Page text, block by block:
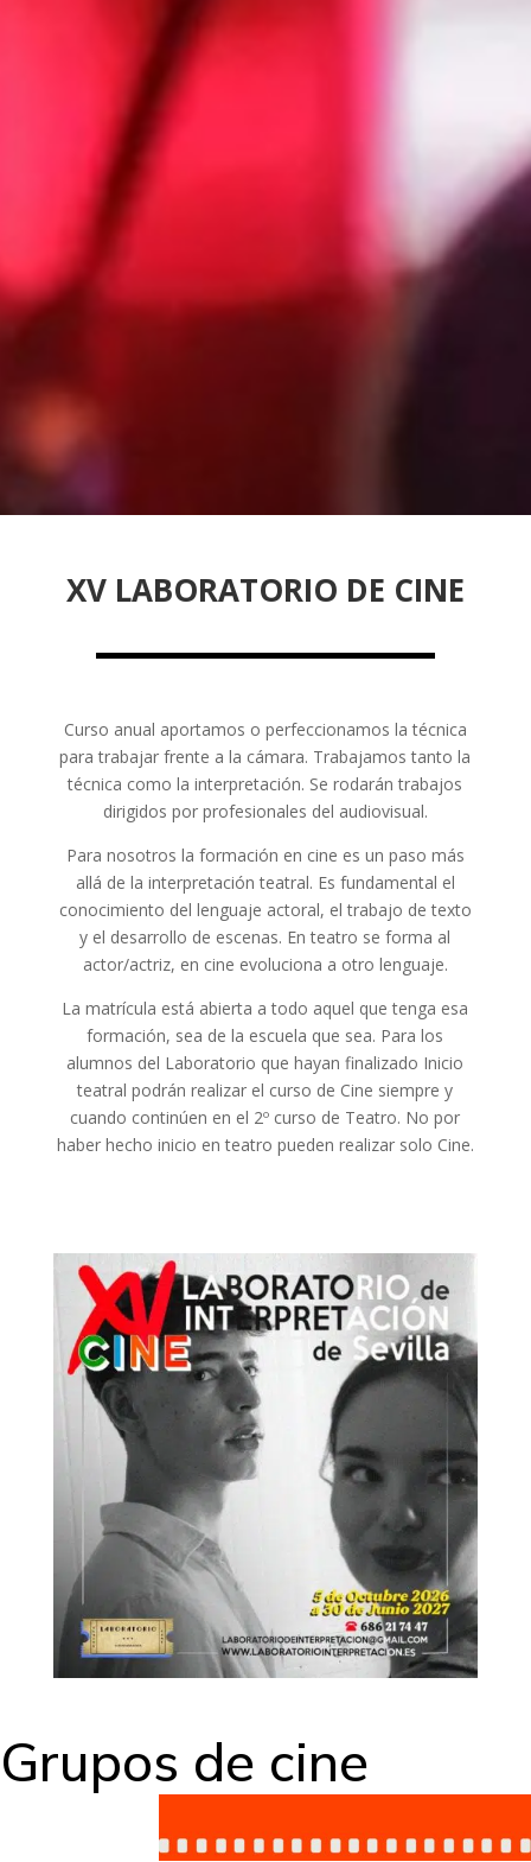
XV LABORATORIO DE CINE
Curso anual aportamos o perfeccionamos la técnica
para trabajar frente a la cámara. Trabajamos tanto la
técnica como la interpretación. Se rodarán trabajos
dirigidos por profesionales del audiovisual.
Para nosotros la formación en cine es un paso más
allá de la interpretación teatral. Es fundamental el
conocimiento del lenguaje actoral, el trabajo de texto
y el desarrollo de escenas. En teatro se forma al
actor/actriz, en cine evoluciona a otro lenguaje.
La matrícula está abierta a todo aquel que tenga esa
formación, sea de la escuela que sea. Para los
alumnos del Laboratorio que hayan finalizado Inicio
teatral podrán realizar el curso de Cine siempre y
cuando continúen en el 2º curso de Teatro. No por
haber hecho inicio en teatro pueden realizar solo Cine.
Grupos de cine